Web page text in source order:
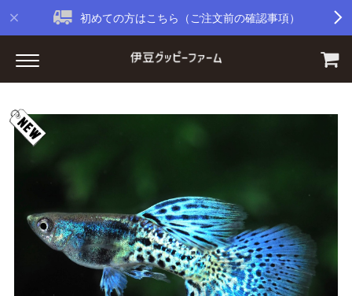
初めての方はこちら（ご注文前の確認事項）